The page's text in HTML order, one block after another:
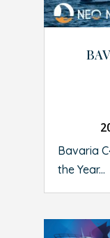
Bavaria
the Year...